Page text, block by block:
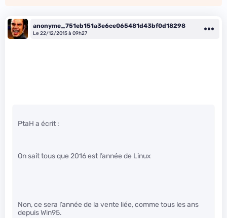
anonyme_751eb151a3e6ce065481d43bf0d18298
Le 22/12/2015 à 09h27
PtaH a écrit :
On sait tous que 2016 est l’année de Linux
Non, ce sera l’année de la vente liée, comme tous les ans
depuis Win95.